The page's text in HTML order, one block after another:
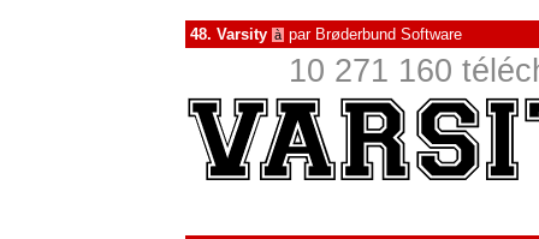
48. Varsity à par Brøderbund Software
10 271 160